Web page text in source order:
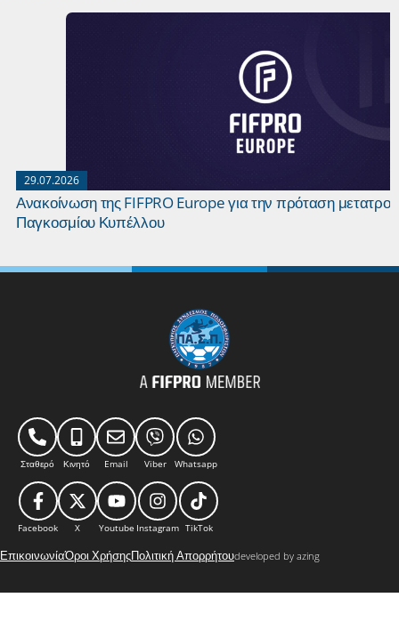
29.07.2026
Ανακοίνωση της FIFPRO Europe για την πρόταση
Παγκοσμίου Κυπέλλου
Σταθερό Κινητό Email Viber Whatsapp
Facebook X Youtube Instagram TikTok
ΕπικοινωνίαΌροι ΧρήσηςΠολιτική Απορρήτουdeveloped by azing